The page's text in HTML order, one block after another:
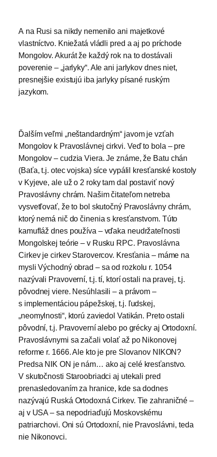
A na Rusi sa nikdy nemenilo ani majetkové
vlastníctvo. Kniežatá vládli pred a aj po príchode
Mongolov. Akurát že každý rok na to dostávali
poverenie – „jarlyky“. Ale ani jarlykov dnes niet,
presnejšie existujú iba jarlyky písané ruským
jazykom.
Ďalším veľmi „neštandardným“ javom je vzťah
Mongolov k Pravoslávnej cirkvi. Veď to bola – pre
Mongolov – cudzia Viera. Je známe, že Batu chán
(Baťa, t.j. otec vojska) síce vypálil kresťanské kostoly
v Kyjeve, ale už o 2 roky tam dal postaviť nový
Pravoslávny chrám. Našim čitateľom netreba
vysvetľovať, že to bol skutočný Pravoslávny chrám,
ktorý nemá nič do činenia s kresťanstvom. Túto
kamufláž dnes používa – vďaka neudržateľnosti
Mongolskej teórie – v Rusku RPC. Pravoslávna
Cirkev je cirkev Starovercov. Kresťania – máme na
mysli Východný obrad – sa od rozkolu r. 1054
nazývali Pravoverní, t.j. tí, ktorí ostali na pravej, t.j.
pôvodnej viere. Nesúhlasili – a právom –
s implementáciou pápežskej, t.j. ľudskej,
„neomylnosti“, ktorú zaviedol Vatikán. Preto ostali
pôvodní, t.j. Pravoverní alebo po grécky aj Ortodoxní.
Pravoslávnymi sa začali volať až po Nikonovej
reforme r. 1666. Ale kto je pre Slovanov NIKON?
Predsa NIK ON je nám… ako aj celé kresťanstvo.
V skutočnosti Staroobriadci aj utekali pred
prenasledovaním za hranice, kde sa dodnes
nazývajú Ruská Ortodoxná Cirkev. Tie zahraničné –
aj v USA – sa nepodriaďujú Moskovskému
patriarchovi. Oni sú Ortodoxní, nie Pravoslávni, teda
nie Nikonovci.